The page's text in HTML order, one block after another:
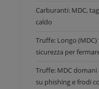
Carburanti: MDC,
caldo
Truffe: Longo
sicurezza per
Truffe: MDC domani
su phishing e frodi